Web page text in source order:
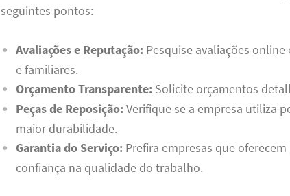
seguintes pontos:
Avaliações e Reputação:Pesquise avaliações online
e familiares.
Orçamento Transparente:Solicite orçamentos
Peças de Reposição:Verifique se a empresa utiliza
maior durabilidade.
Garantia do Serviço:Prefira empresas que
confiança na qualidade do trabalho.